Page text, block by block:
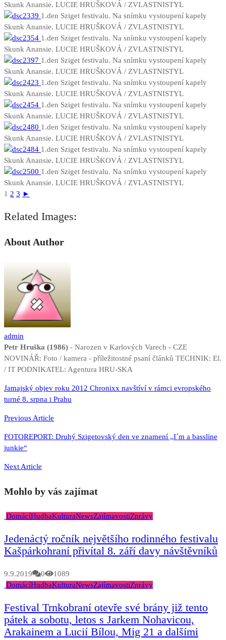
Skunk Anansie. LUCIE HRUŠKOVÁ / ZVLASTNISTYL
1.den Sziget festivalu. Na snímku vystoupení kapely
Skunk Anansie. LUCIE HRUŠKOVÁ / ZVLASTNISTYL
1.den Sziget festivalu. Na snímku vystoupení kapely
Skunk Anansie. LUCIE HRUŠKOVÁ / ZVLASTNISTYL
1.den Sziget festivalu. Na snímku vystoupení kapely
Skunk Anansie. LUCIE HRUŠKOVÁ / ZVLASTNISTYL
1.den Sziget festivalu. Na snímku vystoupení kapely
Skunk Anansie. LUCIE HRUŠKOVÁ / ZVLASTNISTYL
1.den Sziget festivalu. Na snímku vystoupení kapely
Skunk Anansie. LUCIE HRUŠKOVÁ / ZVLASTNISTYL
1.den Sziget festivalu. Na snímku vystoupení kapely
Skunk Anansie. LUCIE HRUŠKOVÁ / ZVLASTNISTYL
1.den Sziget festivalu. Na snímku vystoupení kapely
Skunk Anansie. LUCIE HRUŠKOVÁ / ZVLASTNISTYL
1.den Sziget festivalu. Na snímku vystoupení kapely
Skunk Anansie. LUCIE HRUŠKOVÁ / ZVLASTNISTYL
1 2 3 ►
Related Images:
About Author
admin
Petr Hruška (1986) - Narozen v Karlových Varech - CZE
NOVINÁŘ: Foto / kamera - příležitostné psaní článků TECHNIK: El.
/ IT PODNIKATEL: Agentura HRU-SKA
Navigace
pro
příspěvek
Jamajský objev roku 2012 Chronixx navštíví v rámci evropského
turné 8. srpna i Prahu
Previous Article
FOTOREPORT: Druhý Szigetovský den ve znamení „I´m a bassline
junkie“
Next Article
Mohlo by vás zajímat
DomácíHudbaKulturaNewsZajímavostiZprávy
Jedenáctý ročník největšího rodinného festivalu
Kašpárkohraní přivítal 8. září davy návštěvníků
9.9.2019 0
1089
DomácíHudbaKulturaNewsZajímavostiZprávy
Festival Trnkobraní otevře své brány již tento
pátek a sobotu, letos s Jarkem Nohavicou,
Arakainem a Lucií Bílou, Mig 21 a dalšími